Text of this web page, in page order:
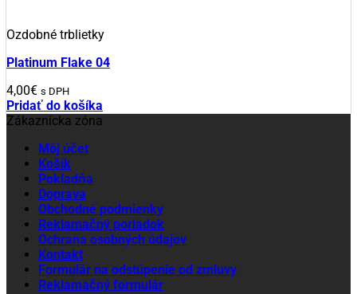
Ozdobné trblietky
Platinum Flake 04
4,00€ s DPH
Pridať do košíka
Zákaznícka zóna
Môj účet
Košík
Pokladňa
Doprava
Obchodné podmienky
Reklamačný poriadok
Ochrana osobných údajov
Kontakt
Formulár na odstúpenie od zmluvy
Reklamačný formulár